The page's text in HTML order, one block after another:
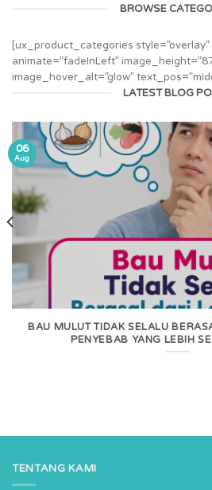
BROWSE
[ux_product_categories
animate=”fadeInLeft”
image_hover_alt=”glow”
LATEST BLOG
BAU MULUT TIDAK SELALU
PENYEBAB YANG LEBIH
06
Aug
TENTANG KAMI